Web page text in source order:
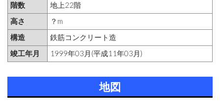
階数
地上22階
高さ
？m
構造
鉄筋コンクリート造
竣工年月
1999年03月(平成11年03月)
地図